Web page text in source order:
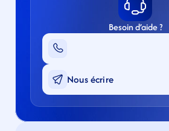
Besoin d’aide ?
Nous écrire